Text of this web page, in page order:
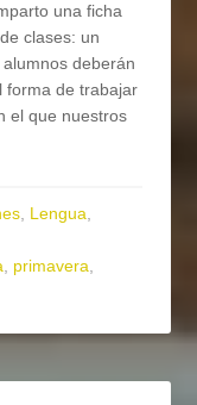
una ficha
clases: un
deberán
forma de trabajar
el que nuestros
, Lengua,
, primavera,